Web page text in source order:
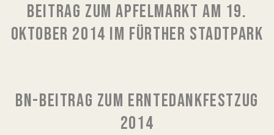
BEITRAG ZUM APFELMARKT AM 19.
OKTOBER 2014 IM FÜRTHER STADTPARK
BN-BEITRAG ZUM ERNTEDANKFESTZUG
2014